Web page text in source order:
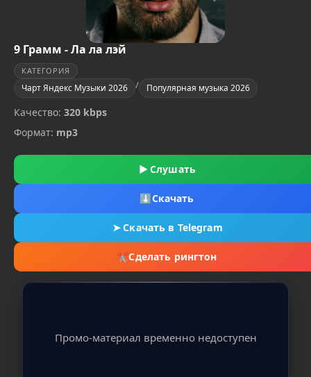
9 Грамм - Ла ла лэй
КАТЕГОРИЯ
Чарт Яндекс Музыки 2026 / Популярная музыка 2026
Качество: 320 kbps
Формат: mp3
▶ Слушать
⬇Скачать
➤Скачать в Telegram
✂Сделать рингтон
Промо-материал временно недоступен